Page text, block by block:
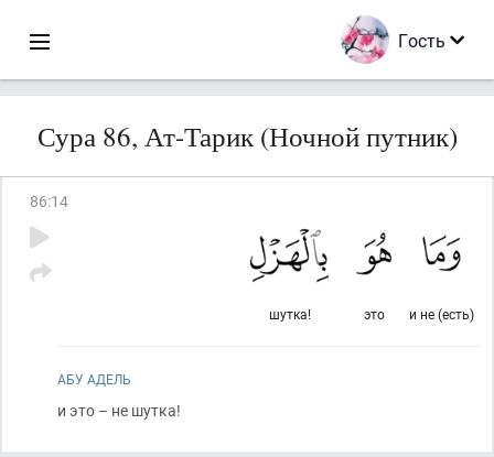
Гость
Сура 86, Ат-Тарик (Ночной путник)
86:14
и не (есть)
это
шутка!
АБУ АДЕЛЬ
и это – не шутка!